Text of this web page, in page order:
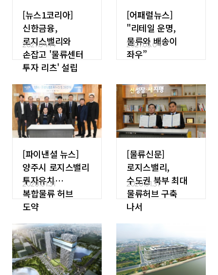
[뉴스1코리아]
신한금융,
로지스밸리와
손잡고 '물류센터
투자 리츠' 설립
2021.04.14
[어패럴뉴스]
"리테일 운명,
물류와 배송이
좌우”
2021.03.04
[파이낸셜 뉴스]
양주시 로지스밸리
투자유치…
복합물류 허브
도약
2020.01.31
[물류신문]
로지스밸리,
수도권 북부 최대
물류허브 구축
나서
2020.01.31